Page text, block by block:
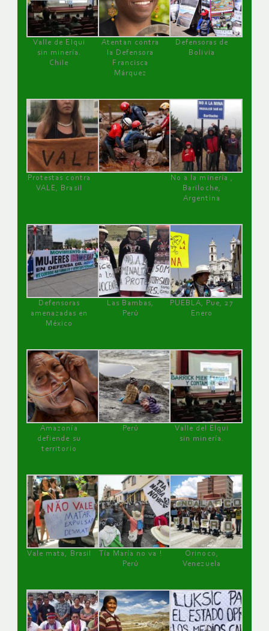
Valle de Elqui
sin minería.
Chile
Atentan contra
la Defensora
Francisca
Márquez
Defensoras de
Bolivia
Protestas contra
VALE, Brasil
No a la minería ,
Bariloche,
Argentina
Defensoras
amenazadas en
México
Las Bambas,
Perú
PUEBLA, Pue, 27
Enero
Amazonía
defiende su
territorio
Perú
Valle del Elqui
sin minería.
Vale mata, Brasil
Tía María no va !
Perú
Orinoco,
Venezuela